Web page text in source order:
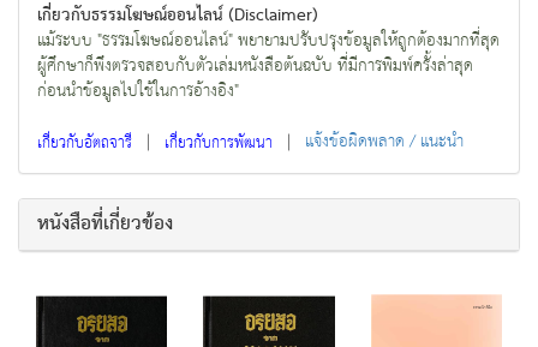
เกี่ยวกับธรรมโฆษณ์ออนไลน์ (Disclaimer)
แม้ระบบ "ธรรมโฆษณ์ออนไลน์" พยายามปรับปรุงข้อมูลให้ถูกต้องมากที่สุด
ผู้ศึกษาก็พึงตรวจสอบกับตัวเล่มหนังสือต้นฉบับ ที่มีการพิมพ์ครั้งล่าสุด
ก่อนนำข้อมูลไปใช้ในการอ้างอิง"
เกี่ยวกับอัตถจารี | เกี่ยวกับการพัฒนา | แจ้งข้อผิดพลาด / แนะนำ
หนังสือที่เกี่ยวข้อง